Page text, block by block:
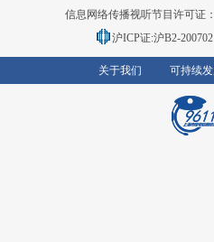
信息网络传播视听节目许可证
沪ICP证:沪B2-
关于我们 可持续